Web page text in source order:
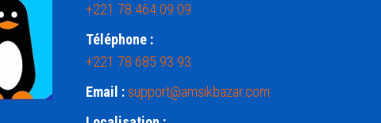
+221 78 464 09 09
Téléphone :
+221 78 685 93 93
Email : support@amsikbazar.com